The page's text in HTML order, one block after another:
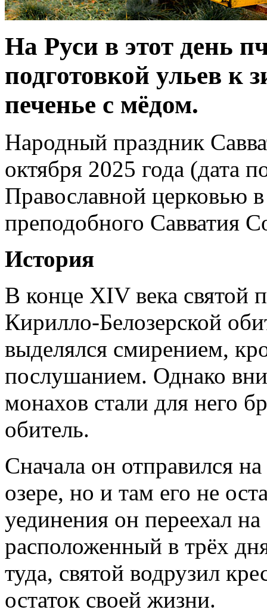
На Руси в этот день
подготовкой ульев к
печенье с мёдом.
Народный праздник
октября 2025 года (дата
Православной церковью
преподобного Савватия
История
В конце XIV века святой
Кирилло-Белозерской
выделялся смирением,
послушанием. Однако
монахов стали для него
обитель.
Сначала он отправился
озере, но и там его не
уединения он переехал
расположенный в трёх
туда, святой водрузил
остаток своей жизни.